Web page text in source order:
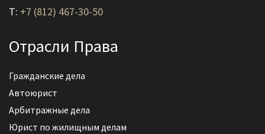
T: +7 (812) 467-30-50
Отрасли Права
Гражданские дела
Автоюрист
Арбитражные дела
Юрист по жилищным делам